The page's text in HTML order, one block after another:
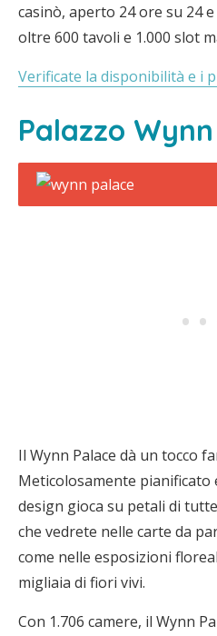
casinò, aperto 24 ore su 24
oltre 600 tavoli e 1.000 slot
Verificate la disponibilità e i
Palazzo Wynn
Il Wynn Palace dà un tocco
Meticolosamente
design gioca su petali di
che vedrete nelle carte da
come nelle esposizioni
migliaia di fiori vivi.
Con 1.706 camere, il Wynn